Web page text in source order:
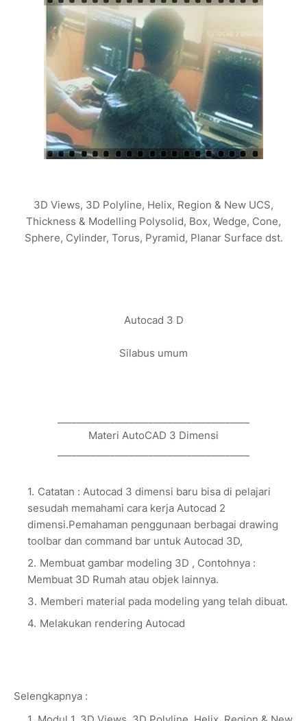
3D Views, 3D Polyline, Helix, Region & New UCS,
Thickness & Modelling Polysolid, Box, Wedge, Cone,
Sphere, Cylinder, Torus, Pyramid, Planar Surface dst.
Autocad 3 D
Silabus umum
Materi AutoCAD 3 Dimensi
Catatan : Autocad 3 dimensi baru bisa di pelajari
sesudah memahami cara kerja Autocad 2
dimensi.Pemahaman penggunaan berbagai drawing
toolbar dan command bar untuk Autocad 3D,
Membuat gambar modeling 3D , Contohnya :
Membuat 3D Rumah atau objek lainnya.
Memberi material pada modeling yang telah dibuat.
Melakukan rendering Autocad
Selengkapnya :